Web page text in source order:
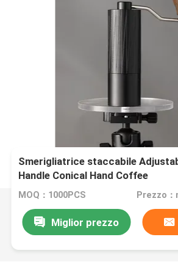
Smerigliatrice staccabile
Handle Conical Hand Coffee
MOQ：1000PCS Prezzo
Miglior prezzo